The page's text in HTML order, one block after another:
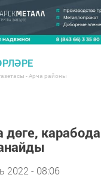
- Арча районы
дөге,
2022 - 08:06